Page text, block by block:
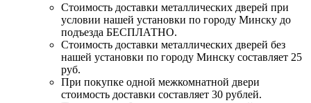
Стоимость доставки металлических дверей при
условии нашей установки по городу Минску до
подъезда БЕСПЛАТНО.
Стоимость доставки металлических дверей без
нашей установки по городу Минску составляет 25
руб.
При покупке одной межкомнатной двери
стоимость доставки составляет 30 рублей.